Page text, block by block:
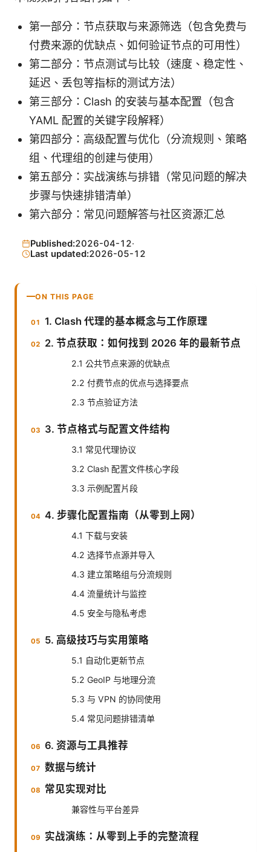
第一部分：节点获取与来源筛选（包含免费与
付费来源的优缺点、如何验证节点的可用性）
第二部分：节点测试与比较（速度、稳定性、
延迟、丢包等指标的测试方法）
第三部分：Clash 的安装与基本配置（包含
YAML 配置的关键字段解释）
第四部分：高级配置与优化（分流规则、策略
组、代理组的创建与使用）
第五部分：实战演练与排错（常见问题的解决
步骤与快速排错清单）
第六部分：常见问题解答与社区资源汇总
Published:2026-04-12·
Last updated:2026-05-12
ON THIS PAGE
1. Clash 代理的基本概念与工作原理
2. 节点获取：如何找到 2026 年的最新节点
2.1 公共节点来源的优缺点
2.2 付费节点的优点与选择要点
2.3 节点验证方法
3. 节点格式与配置文件结构
3.1 常见代理协议
3.2 Clash 配置文件核心字段
3.3 示例配置片段
4. 步骤化配置指南（从零到上网）
4.1 下载与安装
4.2 选择节点源并导入
4.3 建立策略组与分流规则
4.4 流量统计与监控
4.5 安全与隐私考虑
5. 高级技巧与实用策略
5.1 自动化更新节点
5.2 GeoIP 与地理分流
5.3 与 VPN 的协同使用
5.4 常见问题排错清单
6. 资源与工具推荐
数据与统计
常见实现对比
兼容性与平台差异
实战演练：从零到上手的完整流程